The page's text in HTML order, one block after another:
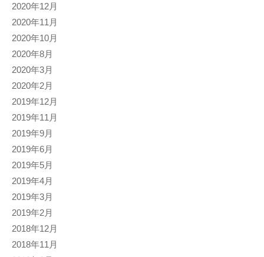
2020年12月
2020年11月
2020年10月
2020年8月
2020年3月
2020年2月
2019年12月
2019年11月
2019年9月
2019年6月
2019年5月
2019年4月
2019年3月
2019年2月
2018年12月
2018年11月